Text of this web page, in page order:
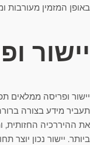
באופן המזמין מעורבות
יישור
יישור ופריסה ממלאים
תעביר מידע בצורה
את ההיררכיה החזותית,
ביותר. יישור נכון יוצר